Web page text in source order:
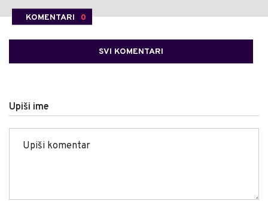
KOMENTARI 0
SVI KOMENTARI
Upiši ime